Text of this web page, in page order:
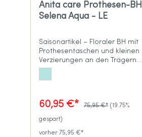
Anita care Prothesen-BH
Selena Aqua - LE
Saisonartikel – Floraler BH mit
Prothesentaschen und kleinen
Verzierungen an den Trägern
in frischem Aqua
60,95 €* 75,95 €* (19.75%
gespart)
vorher 75,95 €*